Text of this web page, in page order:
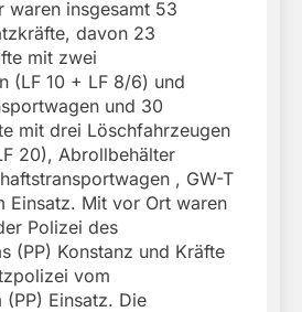
waren insgesamt 53
davon 23
mit zwei
(LF 10 + LF 8/6) und
und 30
mit drei Löschfahrzeugen
20), Abrollbehälter
, GW-T
Einsatz. Mit vor Ort waren
Polizei des
(PP) Konstanz und Kräfte
vom
Einsatz. Die